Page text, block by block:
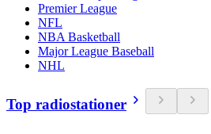
Premier League
NFL
NBA Basketball
Major League Baseball
NHL
Top radiostationer